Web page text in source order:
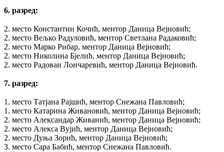
6. разред:
2. место Константин Кочић, ментор Даница Вејновић;
2. место Вељко Радуловић, ментор Светлана Радаковић;
2. место Марко Рибар, ментор Даница Вејновић;
2. место Николина Бјелић, ментор Даница Вејновић;
2. место Радован Лончаревић, ментор Даница Вејновић.
7. разред:
1. место Татјана Рајшић, ментор Снежана Павловић;
1. место Катарина Живановић, ментор Даница Вејновић;
2. место Александар Живанић, ментор Даница Вејновић;
2. место Алекса Вујић, ментор Даница Вејновић;
2. место Дуња Зорић, ментор Даница Вејновић;
3. место Сара Бабић, ментор Снежана Павловић.